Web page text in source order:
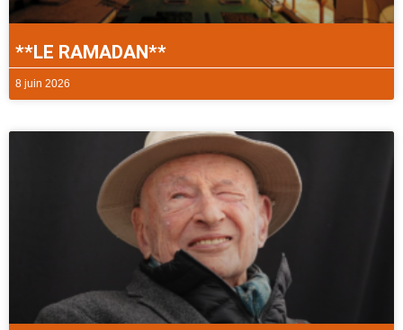
**LE RAMADAN**
8 juin 2026